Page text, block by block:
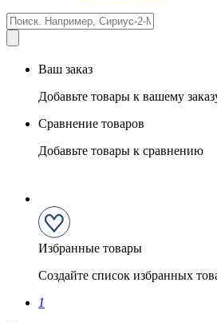
Ваш заказ
Добавьте товары к вашему
Сравнение товаров
Добавьте товары к сравнению
Избранные товары
Создайте список избранных
1